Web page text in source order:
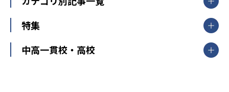
新潟県
中部
愛知県
静岡県
長野県
個別教室のトライ
武田塾
中学受験
大学受験
特集
開成番長直伝！子どもの受験を成功させる方法
中高一貫校・高校